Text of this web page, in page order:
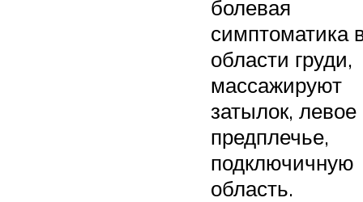
болевая
симптоматика
области груди,
массажируют
затылок, левое
предплечье,
подключичную
область.